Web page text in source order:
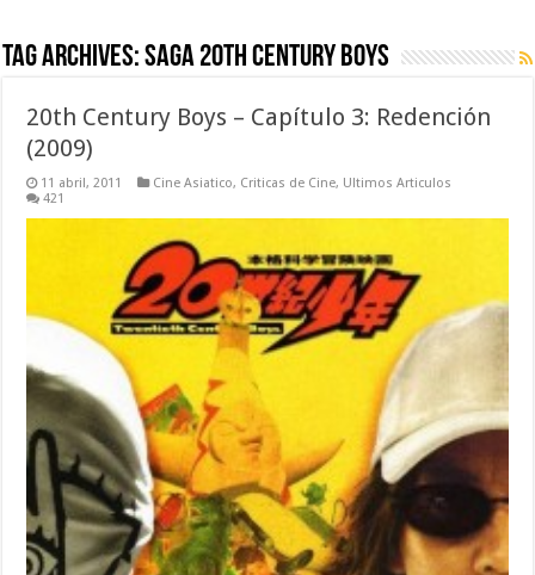
Tag Archives:Saga 20th Century Boys
20th Century Boys – Capítulo 3: Redención
(2009)
11 abril, 2011 Cine Asiatico, Criticas de Cine, Ultimos Articulos
421